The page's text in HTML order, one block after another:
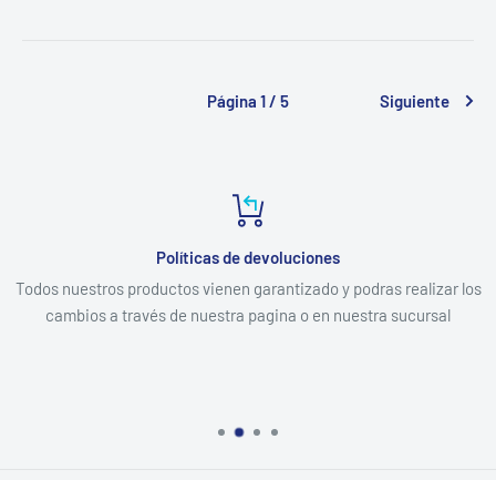
Página 1 / 5 Siguiente
Políticas de devoluciones
Todos nuestros productos vienen garantizado y podras realizar los
cambios a través de nuestra pagina o en nuestra sucursal